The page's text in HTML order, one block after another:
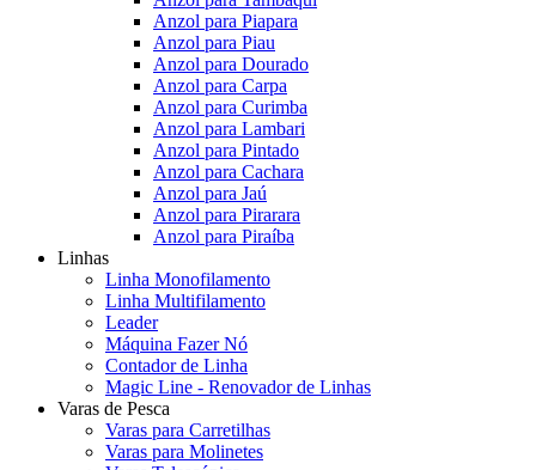
Anzol para Piapara
Anzol para Piau
Anzol para Dourado
Anzol para Carpa
Anzol para Curimba
Anzol para Lambari
Anzol para Pintado
Anzol para Cachara
Anzol para Jaú
Anzol para Pirarara
Anzol para Piraíba
Linhas
Linha Monofilamento
Linha Multifilamento
Leader
Máquina Fazer Nó
Contador de Linha
Magic Line - Renovador de Linhas
Varas de Pesca
Varas para Carretilhas
Varas para Molinetes